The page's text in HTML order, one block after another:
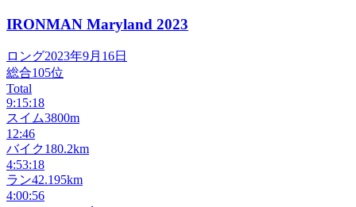
IRONMAN Maryland 2023
ロング2023年9月16日
総合105位
Total
9:15:18
スイム3800m
12:46
バイク180.2km
4:53:18
ラン42.195km
4:00:56